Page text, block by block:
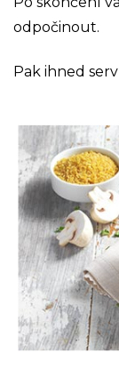
odpočinout.
Pak ihned